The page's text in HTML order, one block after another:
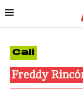
Cali
Freddy